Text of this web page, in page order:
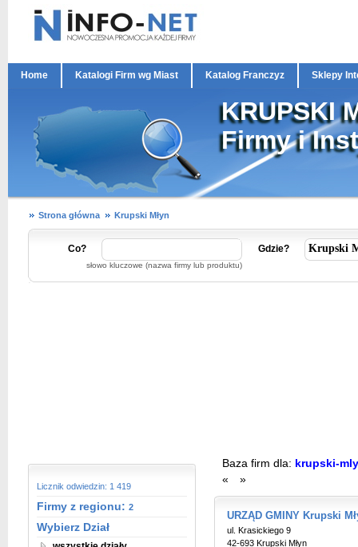
Home Katalogi Firm wg Miast Katalog Franczyz Sklepy
KRUPSKI
Firmy i
Strona główna Krupski Młyn
Co?
słowo kluczowe (nazwa firmy lub produktu)
Gdzie?
Licznik odwiedzin: 1 419
Firmy z regionu: 2
Wybierz Dział
Baza firm dla: krupski-
«
»
URZĄD GMINY Krupski
ul. Krasickiego 9
42-693 Krupski Młyn